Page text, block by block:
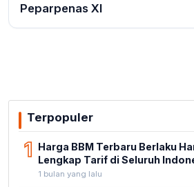
Peparpenas XI
Terpopuler
1 Harga BBM Terbaru Berlaku
Lengkap Tarif di Seluruh
1 bulan yang lalu